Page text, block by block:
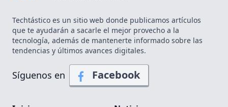
Techtástico es un sitio web donde publicamos artículos
que te ayudarán a sacarle el mejor provecho a la
tecnología, además de mantenerte informado sobre las
tendencias y últimos avances digitales.
Síguenos en Facebook